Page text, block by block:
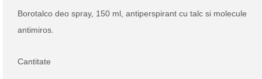
Borotalco deo spray, 150 ml, antiperspirant cu talc si molecule
antimiros.
Cantitate